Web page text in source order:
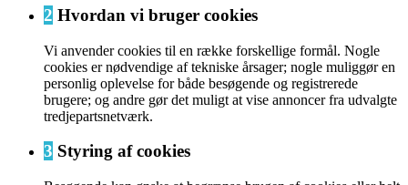
2 Hvordan vi bruger cookies
Vi anvender cookies til en række forskellige formål. Nogle
cookies er nødvendige af tekniske årsager; nogle muliggør en
personlig oplevelse for både besøgende og registrerede
brugere; og andre gør det muligt at vise annoncer fra udvalgte
tredjepartsnetværk.
3 Styring af cookies